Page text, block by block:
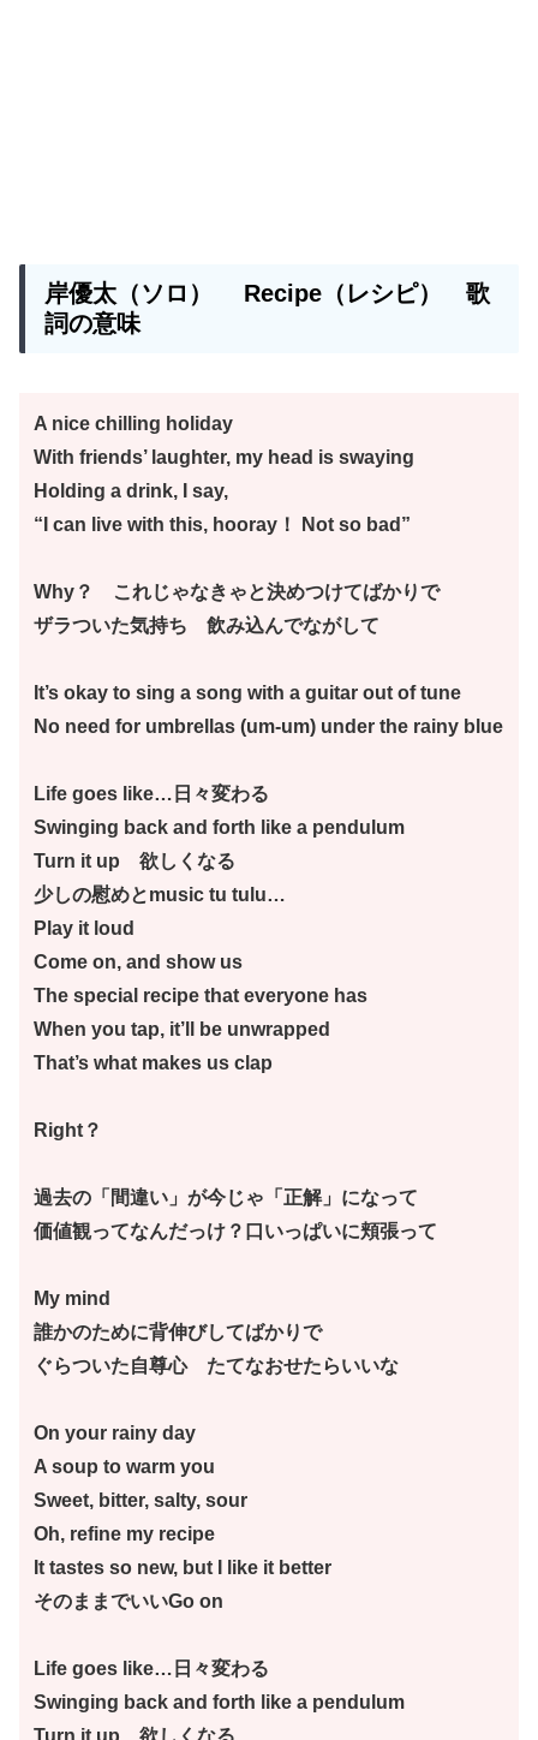
岸優太（ソロ） Recipe （レシピ） 歌
詞の意味
A nice chilling holiday
With friends’ laughter, my head is swaying
Holding a drink, I say,
“I can live with this, hooray！ Not so bad”
Why？ これじゃなきゃと決めつけてばかりで
ザラついた気持ち 飲み込んでながして
It’s okay to sing a song with a guitar out of tune
No need for umbrellas (um-um) under the rainy blue
Life goes like…日々変わる
Swinging back and forth like a pendulum
Turn it up 欲しくなる
少しの慰めとmusic tu tulu…
Play it loud
Come on, and show us
The special recipe that everyone has
When you tap, it’ll be unwrapped
That’s what makes us clap
Right？
過去の「間違い」が今じゃ「正解」になって
価値観ってなんだっけ？口いっぱいに頬張って
My mind
誰かのために背伸びしてばかりで
ぐらついた自尊心 たてなおせたらいいな
On your rainy day
A soup to warm you
Sweet, bitter, salty, sour
Oh, refine my recipe
It tastes so new, but I like it better
そのままでいいGo on
Life goes like…日々変わる
Swinging back and forth like a pendulum
Turn it up 欲しくなる